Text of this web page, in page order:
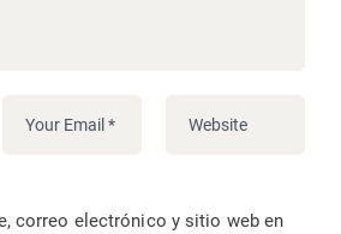
correo electrónico y sitio web en